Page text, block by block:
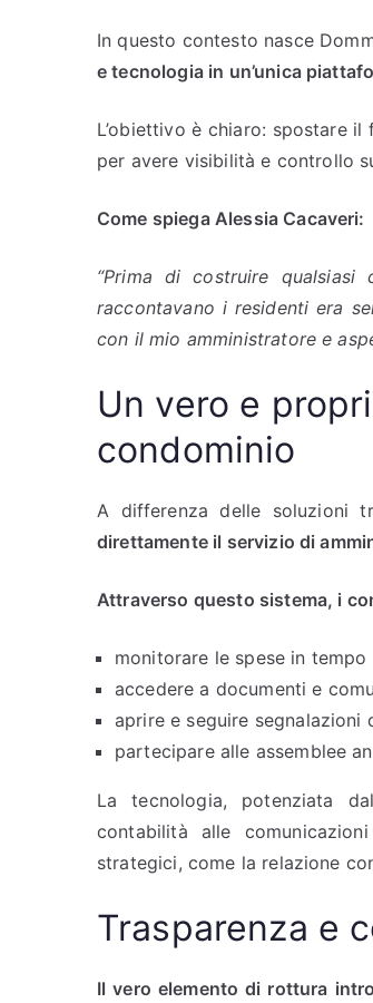
In questo contesto nasce
e tecnologia in un’unica
L’obiettivo è chiaro: spostare
per avere visibilità e controllo
Come spiega Alessia Cacaveri:
“Prima di costruire
raccontavano i residenti era
con il mio amministratore e
Un vero e
condominio
A differenza delle soluzioni
direttamente il servizio di
Attraverso questo sistema, i
monitorare le spese in tempo
accedere a documenti e
aprire e seguire segnalazioni
partecipare alle assemblee
La tecnologia, potenziata
contabilità alle
strategici, come la relazione
Trasparenza e
Il vero elemento di rottura